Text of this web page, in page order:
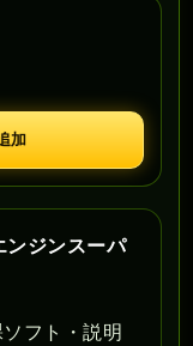
加
ンジンスーパ
フト・説明